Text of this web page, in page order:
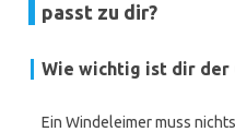
passt zu dir?
Wie wichtig ist dir der
Ein Windeleimer muss